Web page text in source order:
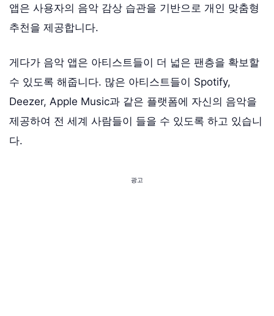
앱은 사용자의 음악 감상 습관을 기반으로 개인 맞춤형
추천을 제공합니다.
게다가 음악 앱은 아티스트들이 더 넓은 팬층을 확보할
수 있도록 해줍니다. 많은 아티스트들이 Spotify,
Deezer, Apple Music과 같은 플랫폼에 자신의 음악을
제공하여 전 세계 사람들이 들을 수 있도록 하고 있습니
다.
광고